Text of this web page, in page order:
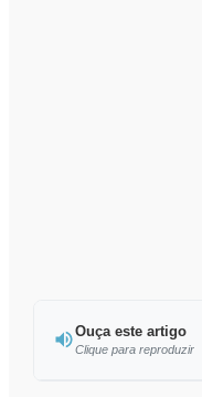
Ouça este artigo
Clique para reproduzir